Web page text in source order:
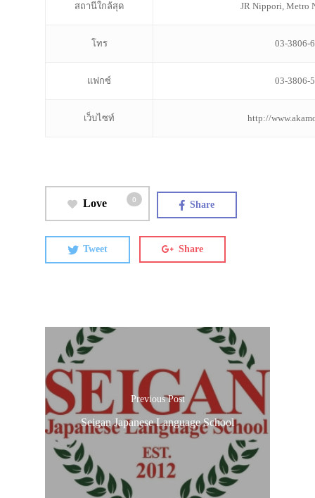
สถานีใกล้สุด JR Nippori, Metro
โทร 03-3806-
แฟกซ์ 03-3806-
เว็บไซท์ http://
Love 0 Share
Tweet Share
Previous Post
Seigan Japanese Language School